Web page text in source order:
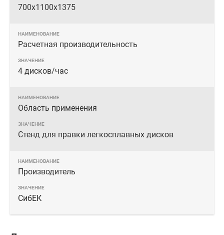
700x1100x1375
Расчетная производительность
4 дисков/час
Область применения
Стенд для правки легкосплавных дисков
Производитель
СибЕК